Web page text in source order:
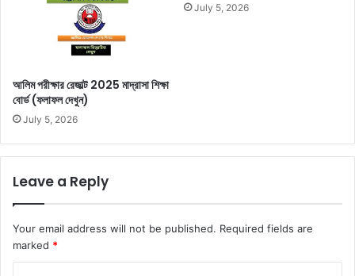
আলিম পরীক্ষার রেজাল্ট 2025 মাদ্রাসা শিক্ষা
বোর্ড (ফলাফল দেখুন)
July 5, 2026
July 5, 2026
Leave a Reply
Your email address will not be published. Required fields are
marked *